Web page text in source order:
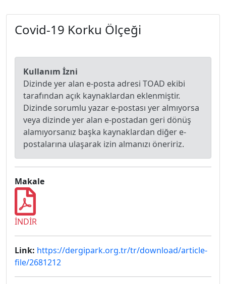
Covid-19 Korku Ölçeği
Kullanım İzni
Dizinde yer alan e-posta adresi TOAD ekibi
tarafından açık kaynaklardan eklenmiştir.
Dizinde sorumlu yazar e-postası yer almıyorsa
veya dizinde yer alan e-postadan geri dönüş
alamıyorsanız başka kaynaklardan diğer e-
postalarına ulaşarak izin almanızı öneririz.
Makale
İNDİR
Link: https://dergipark.org.tr/tr/download/article-
file/2681212